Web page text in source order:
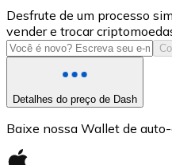
USD Coin
USDC
Desfrute de um processo
vender e trocar
Detalhes do preço de Dash
Baixe nossa Wallet de